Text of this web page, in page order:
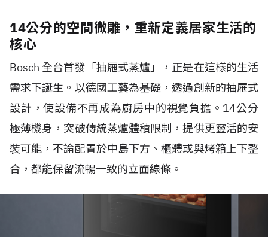
14公分的空間微雕，重新定義居家生活的
核心
Bosch 全台首發「抽屜式蒸爐」，正是在這樣的生活
需求下誕生。以德國工藝為基礎，透過創新的抽屜式
設計，使設備不再成為廚房中的視覺負擔。14公分
極薄機身，突破傳統蒸爐體積限制，提供更靈活的安
裝可能，不論配置於中島下方、櫃體或與烤箱上下整
合，都能保留流暢一致的立面線條。